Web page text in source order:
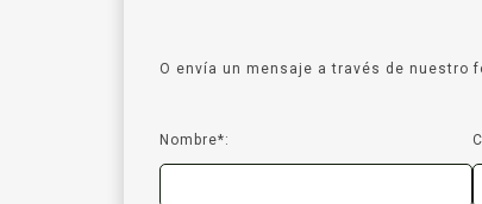
O envía un mensaje a través de nuestro
Nombre*: